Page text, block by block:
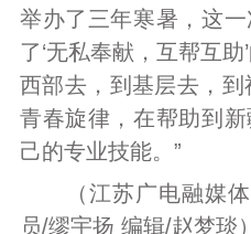
举办了三年寒暑，这
了‘无私奉献，互帮互助
西部去，到基层去，到
青春旋律，在帮助到
己的专业技能。”
（江苏广电融媒体
员/缪宇扬 编辑/赵梦琰）